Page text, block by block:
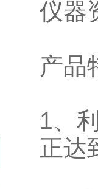
仪器
产品
1、
正达